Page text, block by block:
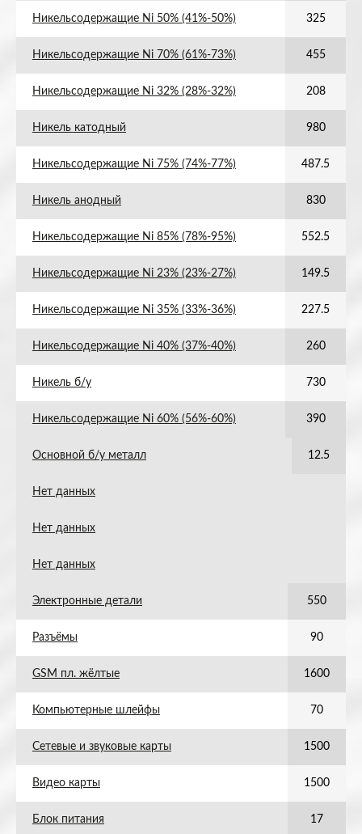
Никельсодержащие Ni 50% (41%-50%) 325
Никельсодержащие Ni 70% (61%-73%) 455
Никельсодержащие Ni 32% (28%-32%) 208
Никель катодный 980
Никельсодержащие Ni 75% (74%-77%) 487.5
Никель анодный 830
Никельсодержащие Ni 85% (78%-95%) 552.5
Никельсодержащие Ni 23% (23%-27%) 149.5
Никельсодержащие Ni 35% (33%-36%) 227.5
Никельсодержащие Ni 40% (37%-40%) 260
Никель б/у 730
Никельсодержащие Ni 60% (56%-60%) 390
Основной б/у металл 12.5
Нет данных
Нет данных
Нет данных
Электронные детали 550
Разъёмы 90
GSM пл. жёлтые 1600
Компьютерные шлейфы 70
Сетевые и звуковые карты 1500
Видео карты 1500
Блок питания 17